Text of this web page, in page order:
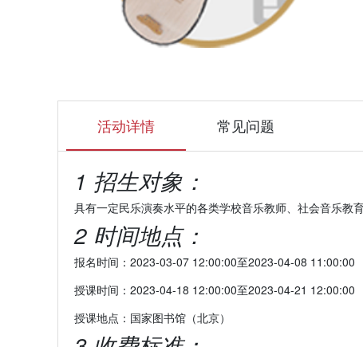
活动详情 常见问题
1 招生对象：
具有一定民乐演奏水平的各类学校音乐教师、社会音乐教
2 时间地点：
报名时间：2023-03-07 12:00:00至2023-04-08 11:00:00
授课时间：2023-04-18 12:00:00至2023-04-21 12:00:00
授课地点：国家图书馆（北京）